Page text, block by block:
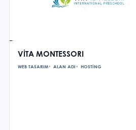
VİTA MONTESSORI
WEB TASARIM ALAN ADI HOSTING